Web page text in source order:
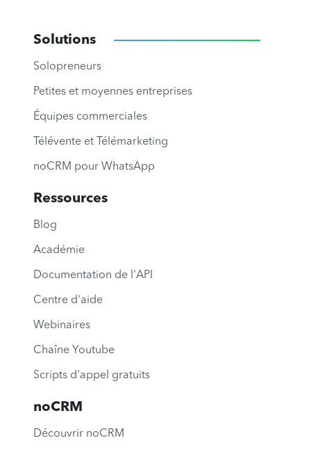
Solutions
Solopreneurs
Petites et moyennes entreprises
Équipes commerciales
Télévente et Télémarketing
noCRM pour WhatsApp
Ressources
Blog
Académie
Documentation de l'API
Centre d'aide
Webinaires
Chaîne Youtube
Scripts d'appel gratuits
noCRM
Découvrir noCRM